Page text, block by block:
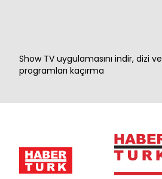
Show TV uygulamasını indir, dizi ve
programları kaçırma